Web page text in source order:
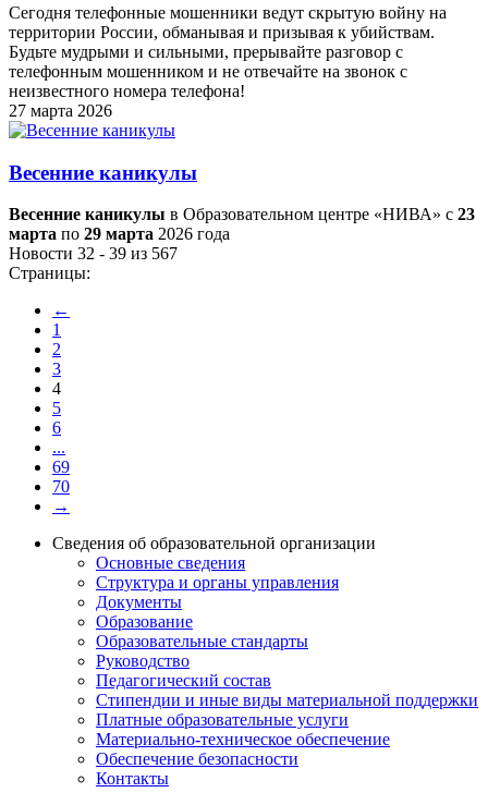
Сегодня телефонные мошенники ведут скрытую войну на
территории России, обманывая и призывая к убийствам.
Будьте мудрыми и сильными, прерывайте разговор с
телефонным мошенником и не отвечайте на звонок с
неизвестного номера телефона!
27 марта 2026
Весенние каникулы
Весенние каникулы в Образовательном центре «НИВА» с 23
марта по 29 марта 2026 года
Новости 32 - 39 из 567
Страницы:
←
1
2
3
4
5
6
...
69
70
→
Сведения об образовательной организации
Основные сведения
Структура и органы управления
Документы
Образование
Образовательные стандарты
Руководство
Педагогический состав
Стипендии и иные виды материальной поддержки
Платные образовательные услуги
Материально-техническое обеспечение
Обеспечение безопасности
Контакты